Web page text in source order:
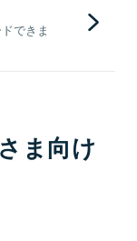
できま
ま向け